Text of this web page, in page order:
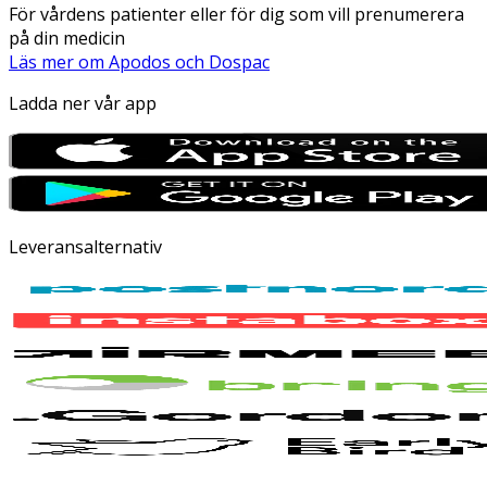
För vårdens patienter eller för dig som vill prenumerera
på din medicin
Läs mer om Apodos och Dospac
Ladda ner vår app
Leveransalternativ